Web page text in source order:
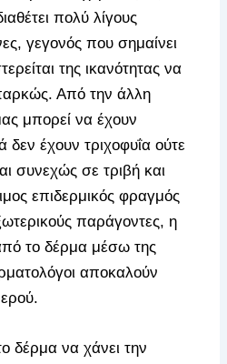
πολύ λίγους
γεγονός που σημαίνει
της ικανότητας να
Από την άλλη
μπορεί να έχουν
έχουν τριχοφυΐα ούτε
συνεχώς σε τριβή και
επιδερμικός φραγμός
παράγοντες, η
το δέρμα μέσω της
αποκαλούν
δέρμα να χάνει την